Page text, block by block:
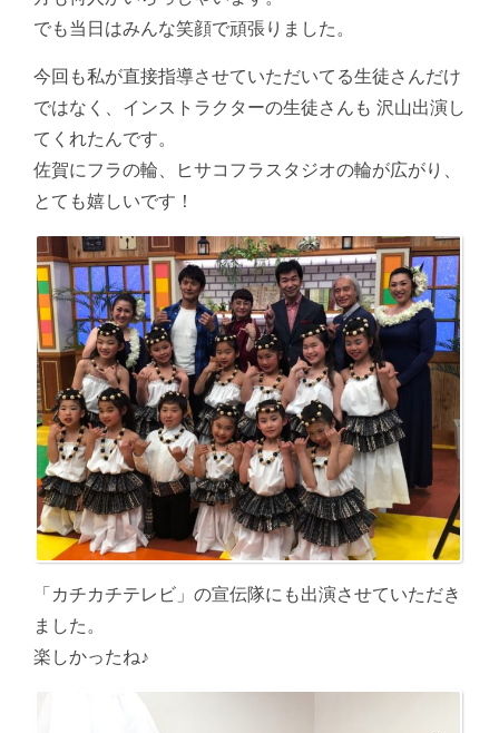
でも当日はみんな笑顔で頑張りました。
今回も私が直接指導させていただいてる生徒さんだけ
ではなく、インストラクターの生徒さんも 沢山出演し
てくれたんです。
佐賀にフラの輪、ヒサコフラスタジオの輪が広がり、
とても嬉しいです！
「カチカチテレビ」の宣伝隊にも出演させていただき
ました。
楽しかったね♪